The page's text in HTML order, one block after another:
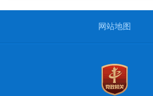
网站地图